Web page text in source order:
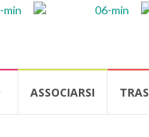
ASSOCIARSI